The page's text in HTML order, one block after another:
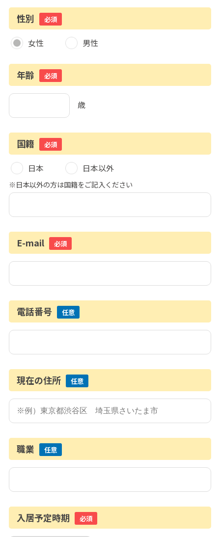
性別 必須
女性 男性
年齢 必須
歳
国籍 必須
日本 日本以外
※日本以外の方は国籍をご記入ください
E-mail 必須
電話番号 任意
現在の住所 任意
職業 任意
入居予定時期 必須